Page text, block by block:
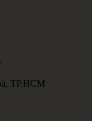
TP.HCM